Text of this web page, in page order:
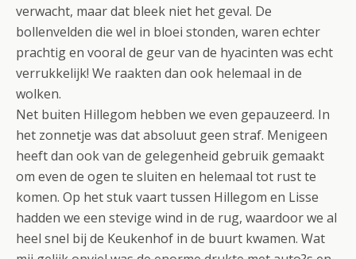
verwacht, maar dat bleek niet het geval. De
bollenvelden die wel in bloei stonden, waren echter
prachtig en vooral de geur van de hyacinten was echt
verrukkelijk! We raakten dan ook helemaal in de
wolken.
Net buiten Hillegom hebben we even gepauzeerd. In
het zonnetje was dat absoluut geen straf. Menigeen
heeft dan ook van de gelegenheid gebruik gemaakt
om even de ogen te sluiten en helemaal tot rust te
komen. Op het stuk vaart tussen Hillegom en Lisse
hadden we een stevige wind in de rug, waardoor we al
heel snel bij de Keukenhof in de buurt kwamen. Wat